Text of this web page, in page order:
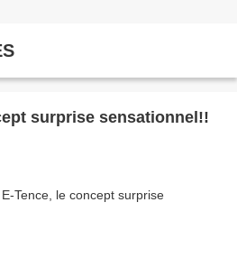
surprise sensationnel!!